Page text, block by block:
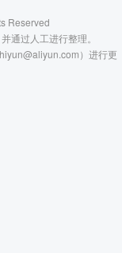
Reserved
通过人工进行整理。
）进行更